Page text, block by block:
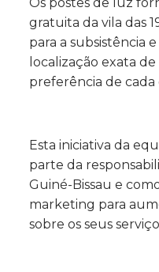
gratuita da vila das
para a subsistência
localização exata
preferência de
Esta iniciativa da
parte da
Guiné-Bissau e
marketing para
sobre os seus